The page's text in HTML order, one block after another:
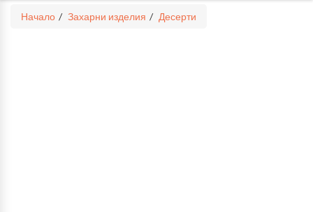
Начало Захарни изделия Десерти